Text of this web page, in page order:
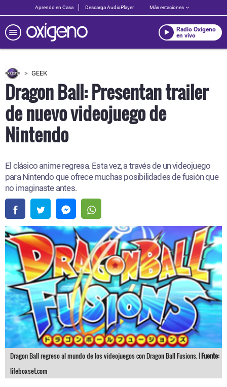
Aprendo en Casa Descarga AudioPlayer Más estaciones
Radio Oxígeno
en vivo
GEEK
Dragon Ball: Presentan trailer
de nuevo videojuego de
Nintendo
El clásico anime regresa. Esta vez, a través de un videojuego
para Nintendo que ofrece muchas posibilidades de fusión que
no imaginaste antes.
Dragon Ball regreso al mundo de los videojuegos con Dragon Ball Fusions. |Fuente:
lifeboxset.com